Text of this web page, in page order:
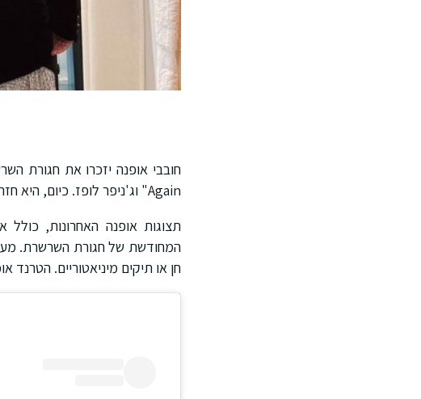
Again" וג'ניפר לופז. כיום, היא חזרה עם טוויסט מודרני, והפכה לאביזר go-to למראה קז'ואלי וגם שיקי.
המחודשת של חגורת השרשרת.
חן או תיקים מיניאטוריים. הטרנד